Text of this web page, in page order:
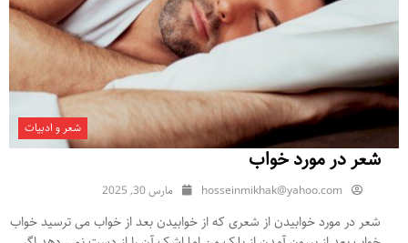
شعر و ادبیات
شعر در مورد خواب
hosseinmikhak@yahoo.com مارس 30, 2025
شعر در مورد خوابیدن از شعری که از خوابیدن بعد از خواب می ترسید خواب